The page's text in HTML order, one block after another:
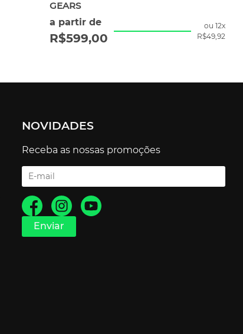
GEARS
ou 12x
R$49,92
a partir de
R$599,00
NOVIDADES
Receba as nossas promoções